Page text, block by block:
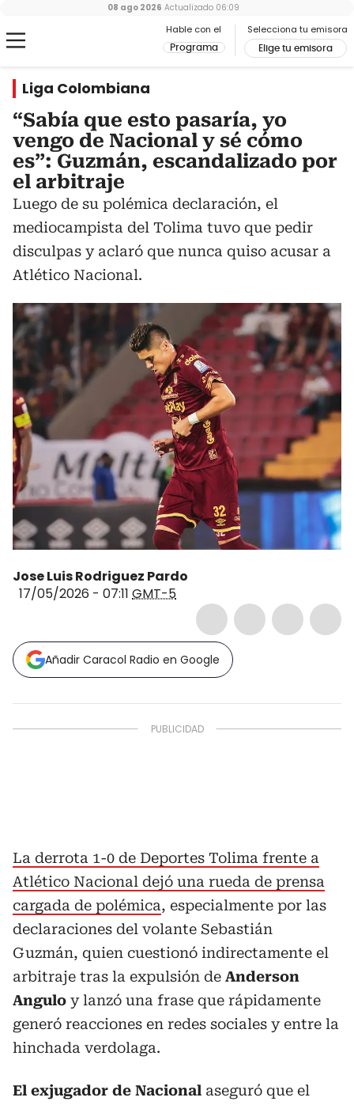
Hable con el
Programa
Selecciona tu emisora
Elige tu emisora
08 ago 2026 Actualizado 06:09
Liga Colombiana
“Sabía que esto pasaría, yo
vengo de Nacional y sé cómo
es”: Guzmán, escandalizado por
el arbitraje
Luego de su polémica declaración, el
mediocampista del Tolima tuvo que pedir
disculpas y aclaró que nunca quiso acusar a
Atlético Nacional.
Jose Luis Rodriguez Pardo
17/05/2026 - 07:11 GMT-5
Añadir Caracol Radio en Google
La derrota 1-0 de Deportes Tolima frente a
Atlético Nacional dejó una rueda de prensa
cargada de polémica, especialmente por las
declaraciones del volante Sebastián
Guzmán, quien cuestionó indirectamente el
arbitraje tras la expulsión de Anderson
Angulo y lanzó una frase que rápidamente
generó reacciones en redes sociales y entre la
hinchada verdolaga.
El exjugador de Nacional aseguró que el